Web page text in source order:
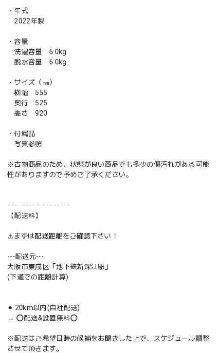
・年式
2022年製
・容量
洗濯容量 6.0kg
脱水容量 6.0kg
・サイズ（㎜）
横幅 555
奥行 525
高さ 920
・付属品
写真参照
※古物商品のため、状態が良い商品でも多少の傷汚れがある可能
性がありますので予めご了承ください。
－－－－－－－－－
【配送料】
⚠️まずは配送距離をご確認下さい！
---配送元---
大阪市東成区「地下鉄新深江駅」
(下道での距離計算)
⚫︎ 20km以内(自社配送)
→ ⭕️配送&設置無料⭕️
※配送はご希望日時の候補をお聞きした上で、スケジュール調整
させて頂きます。